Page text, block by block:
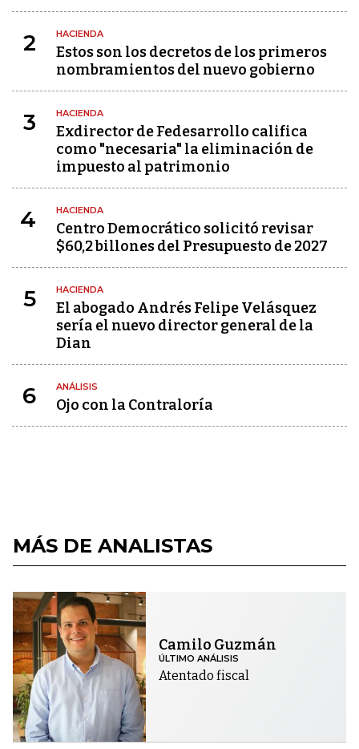
2 HACIENDA
Estos son los decretos de los primeros
nombramientos del nuevo gobierno
3 HACIENDA
Exdirector de Fedesarrollo califica
como "necesaria" la eliminación de
impuesto al patrimonio
4 HACIENDA
Centro Democrático solicitó revisar
$60,2 billones del Presupuesto de 2027
5 HACIENDA
El abogado Andrés Felipe Velásquez
sería el nuevo director general de la
Dian
6 ANÁLISIS
Ojo con la Contraloría
MÁS DE ANALISTAS
Camilo Guzmán
ÚLTIMO ANÁLISIS
Atentado fiscal